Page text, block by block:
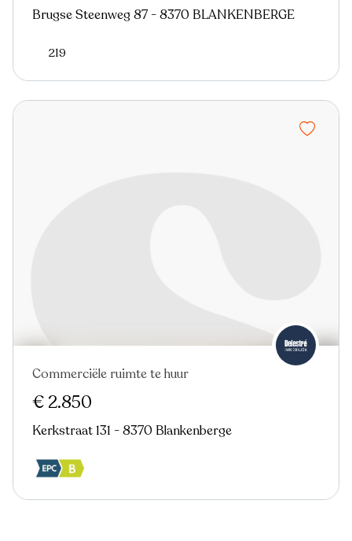
Brugse Steenweg 87 - 8370 BLANKENBERGE
219
Commerciële ruimte te huur
€ 2.850
Kerkstraat 131 - 8370 Blankenberge